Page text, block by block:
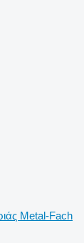
Metal-Fach